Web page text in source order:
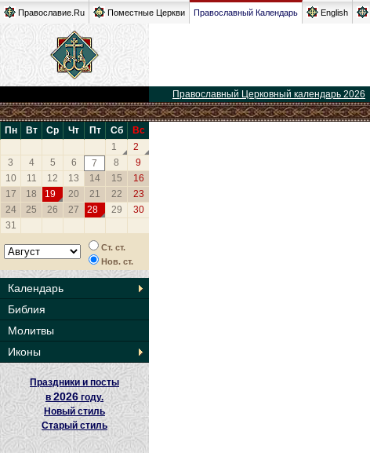
Православие.Ru Поместные Церкви Православный Календарь English
Православный Церковный календарь 2026
Пн Вт Ср Чт Пт Сб
Вс
1
2
3
4 5 6 7 8
9
10
11 12 13 14 15
16
17
18 19 20 21 22
23
24
25 26 27 28 29
30
31
Ст. ст.
Нов. ст.
Календарь
Библия
Молитвы
Иконы
Праздники и посты
в2026 году.
Новый стиль
Старый стиль